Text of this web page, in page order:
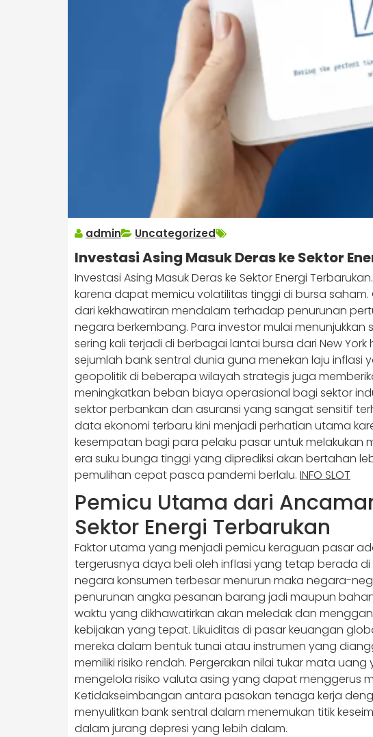
admin Uncategorized
Investasi Asing Masuk Deras ke Sektor
Investasi Asing Masuk Deras ke Sektor Energi
karena dapat memicu volatilitas tinggi di bursa
dari kekhawatiran mendalam terhadap penurunan
negara berkembang. Para investor mulai
sering kali terjadi di berbagai lantai bursa dari New
sejumlah bank sentral dunia guna menekan laju
geopolitik di beberapa wilayah strategis juga
meningkatkan beban biaya operasional bagi sektor
sektor perbankan dan asuransi yang sangat sensitif
data ekonomi terbaru kini menjadi perhatian utama
kesempatan bagi para pelaku pasar untuk melakukan
era suku bunga tinggi yang diprediksi akan bertahan
pemulihan cepat pasca pandemi berlalu. INFO SLOT
Pemicu Utama dari
Sektor Energi Terbarukan
Faktor utama yang menjadi pemicu keraguan pasar
tergerusnya daya beli oleh inflasi yang tetap berada di
negara konsumen terbesar menurun maka negara-
penurunan angka pesanan barang jadi maupun
waktu yang dikhawatirkan akan meledak dan
kebijakan yang tepat. Likuiditas di pasar keuangan
mereka dalam bentuk tunai atau instrumen yang
memiliki risiko rendah. Pergerakan nilai tukar mata
mengelola risiko valuta asing yang dapat menggerus
Ketidakseimbangan antara pasokan tenaga kerja
menyulitkan bank sentral dalam menemukan titik
dalam jurang depresi yang lebih dalam.